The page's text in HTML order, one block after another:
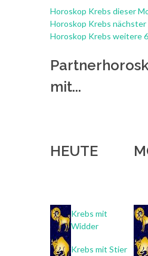
Horoskop Krebs dieser
Horoskop Krebs nächster
Horoskop Krebs weitere
mit...
HEUTE
Krebs mit
Widder
Krebs mit Stier